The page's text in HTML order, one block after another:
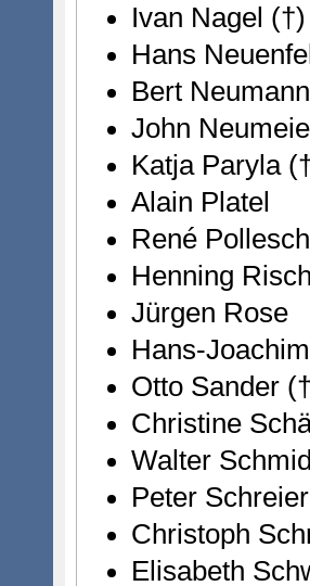
Ivan Nagel (†)
Hans
Bert Neumann
John
Katja Paryla
Alain Platel
René Pollesch
Henning
Jürgen Rose
Hans-
Otto Sander
Christine
Walter
Peter Schreier
Christoph
Elisabeth